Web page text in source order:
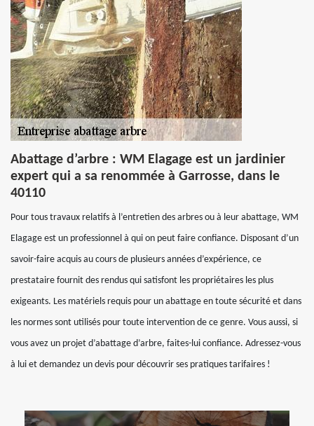
Abattage d’arbre : WM Elagage est un jardinier
expert qui a sa renommée à Garrosse, dans le
40110
Pour tous travaux relatifs à l’entretien des arbres ou à leur abattage, WM
Elagage est un professionnel à qui on peut faire confiance. Disposant d’un
savoir-faire acquis au cours de plusieurs années d’expérience, ce
prestataire fournit des rendus qui satisfont les propriétaires les plus
exigeants. Les matériels requis pour un abattage en toute sécurité et dans
les normes sont utilisés pour toute intervention de ce genre. Vous aussi, si
vous avez un projet d’abattage d’arbre, faites-lui confiance. Adressez-vous
à lui et demandez un devis pour découvrir ses pratiques tarifaires !